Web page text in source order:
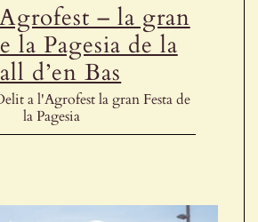
– la gran
la Pagesia de la
d’en Bas
a l'Agrofest la gran Festa de
la Pagesia